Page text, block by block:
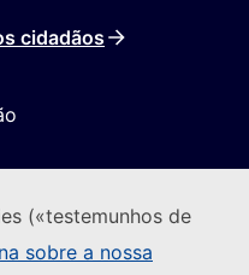
(«testemunhos de
sobre a nossa
cidadãos